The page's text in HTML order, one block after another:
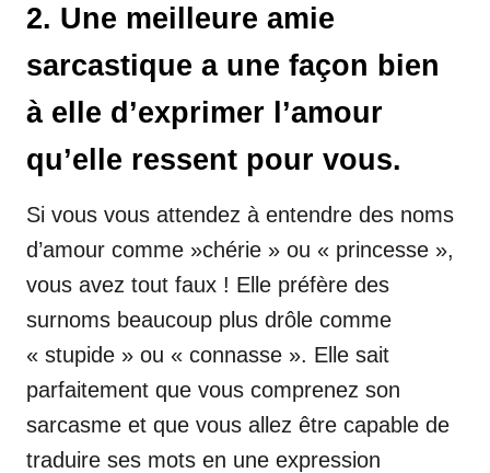
2. Une meilleure amie
sarcastique a une façon bien
à elle d’exprimer l’amour
qu’elle ressent pour vous.
Si vous vous attendez à entendre des noms
d’amour comme »chérie » ou « princesse »,
vous avez tout faux ! Elle préfère des
surnoms beaucoup plus drôle comme
« stupide » ou « connasse ». Elle sait
parfaitement que vous comprenez son
sarcasme et que vous allez être capable de
traduire ses mots en une expression